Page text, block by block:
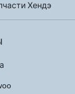
Хендэ